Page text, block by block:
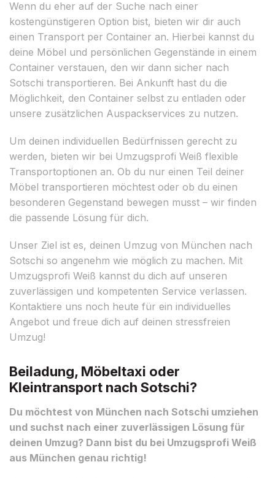
Wenn du eher auf der Suche nach einer
kostengünstigeren Option bist, bieten wir dir auch
einen Transport per Container an. Hierbei kannst du
deine Möbel und persönlichen Gegenstände in einem
Container verstauen, den wir dann sicher nach
Sotschi transportieren. Bei Ankunft hast du die
Möglichkeit, den Container selbst zu entladen oder
unsere zusätzlichen Auspackservices zu nutzen.
Um deinen individuellen Bedürfnissen gerecht zu
werden, bieten wir bei Umzugsprofi Weiß flexible
Transportoptionen an. Ob du nur einen Teil deiner
Möbel transportieren möchtest oder ob du einen
besonderen Gegenstand bewegen musst – wir finden
die passende Lösung für dich.
Unser Ziel ist es, deinen Umzug von München nach
Sotschi so angenehm wie möglich zu machen. Mit
Umzugsprofi Weiß kannst du dich auf unseren
zuverlässigen und kompetenten Service verlassen.
Kontaktiere uns noch heute für ein individuelles
Angebot und freue dich auf deinen stressfreien
Umzug!
Beiladung, Möbeltaxi oder
Kleintransport nach Sotschi?
Du möchtest von München nach Sotschi umziehen
und suchst nach einer zuverlässigen Lösung für
deinen Umzug? Dann bist du bei Umzugsprofi Weiß
aus München genau richtig!